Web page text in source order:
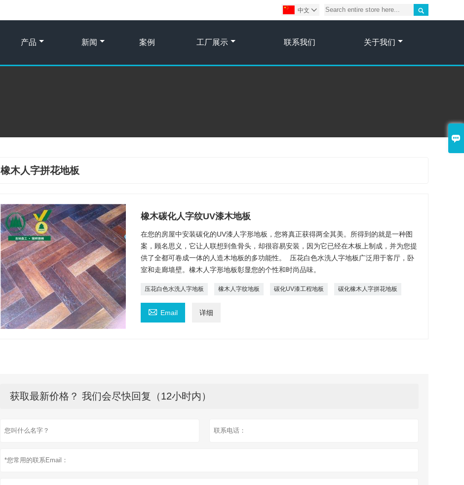


中文 
产品 新闻 案例 工厂展示 联系我们 关于我们
橡木人字拼花地板
橡木碳化人字纹UV漆木地板
在您的房屋中安装碳化的UV漆人字形地板，您将真正获得两全其美。所得到的就是一种图
案，顾名思义，它让人联想到鱼骨头，却很容易安装，因为它已经在木板上制成，并为您提
供了全都可卷成一体的人造木地板的多功能性。 压花白色水洗人字地板广泛用于客厅，卧
室和走廊墙壁。橡木人字形地板彰显您的个性和时尚品味。
压花白色水洗人字地板 橡木人字纹地板 碳化UV漆工程地板 碳化橡木人字拼花地板
 Email 详细
获取最新价格？ 我们会尽快回复（12小时内）